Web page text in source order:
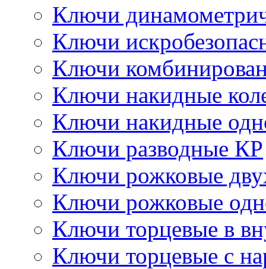
Ключи
Ключи
Ключи
Ключи накидные
Ключи накидные
Ключи разводные КР
Ключи рожковые
Ключи рожковые
Ключи торцевые в
Ключи торцевые с